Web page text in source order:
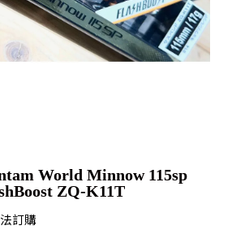
World Minnow 115sp
ZQ-K11T
訂購